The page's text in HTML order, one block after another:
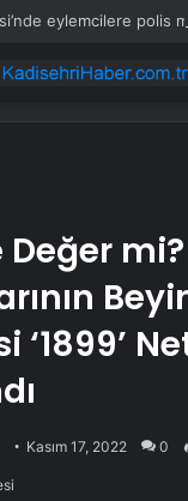
mi?
‘1899’
Kasım 17, 2022 0